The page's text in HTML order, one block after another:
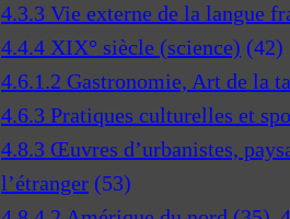
4.3.3 Vie externe de la langue
4.4.4 XIX° siècle (science) (42)
4.6.1.2 Gastronomie, Art de la
4.6.3 Pratiques culturelles et
4.8.3 Œuvres d’urbanistes,
l’étranger (53)